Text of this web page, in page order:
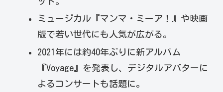
ミュージカル『マンマ・ミーア！』や映画
版で若い世代にも人気が広がる。
2021年には約40年ぶりに新アルバム
『Voyage』を発表し、デジタルアバターに
よるコンサートも話題に。